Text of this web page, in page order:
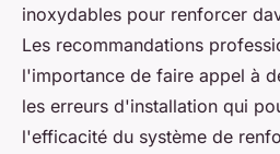
inoxydables pour renforcer
Les recommandations
l'importance de faire appel à
les erreurs d'installation qui
l'efficacité du système de